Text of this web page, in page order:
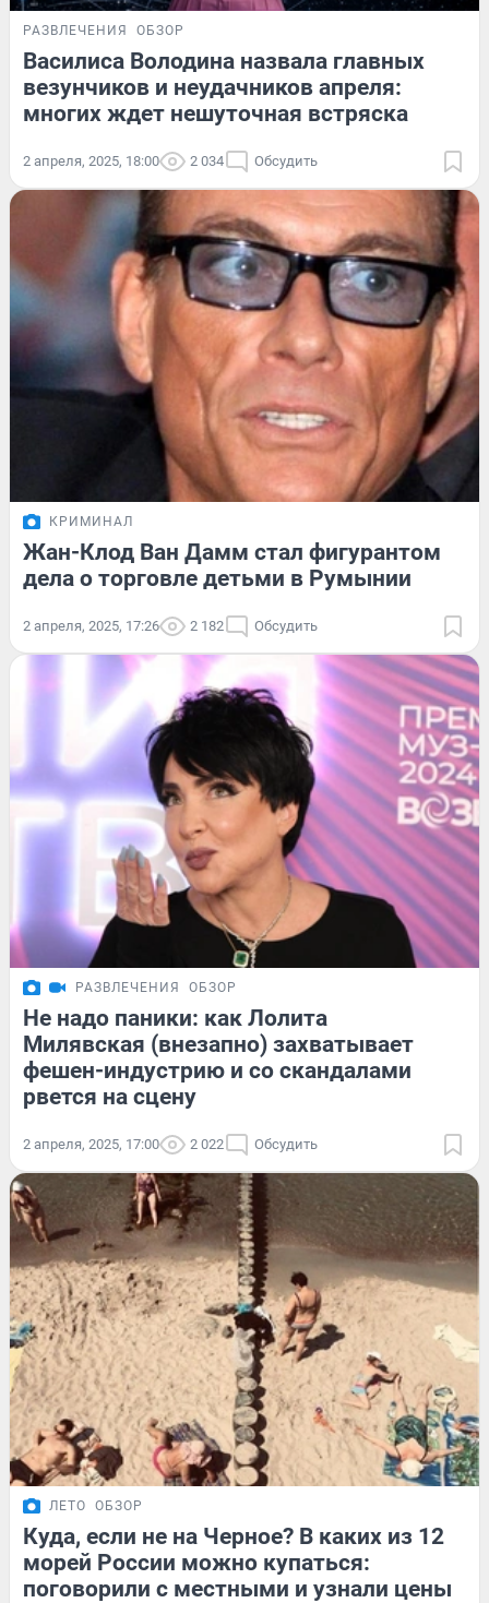
РАЗВЛЕЧЕНИЯ ОБЗОР
Василиса Володина назвала главных
везунчиков и неудачников апреля:
многих ждет нешуточная встряска
2 апреля, 2025, 18:00 2 034 Обсудить
КРИМИНАЛ
Жан-Клод Ван Дамм стал фигурантом
дела о торговле детьми в Румынии
2 апреля, 2025, 17:26 2 182 Обсудить
РАЗВЛЕЧЕНИЯ ОБЗОР
Не надо паники: как Лолита
Милявская (внезапно) захватывает
фешен-индустрию и со скандалами
рвется на сцену
2 апреля, 2025, 17:00 2 022 Обсудить
ЛЕТО ОБЗОР
Куда, если не на Черное? В каких из 12
морей России можно купаться:
поговорили с местными и узнали цены